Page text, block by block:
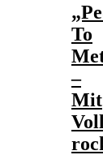
To
–
Mit